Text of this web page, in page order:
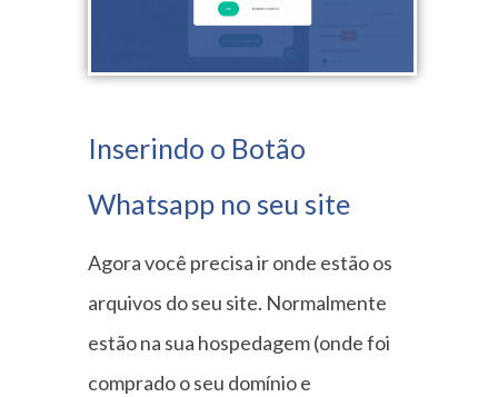
Inserindo o Botão
Whatsapp no seu site
Agora você precisa ir onde estão os
arquivos do seu site. Normalmente
estão na sua hospedagem (onde foi
comprado o seu domínio e